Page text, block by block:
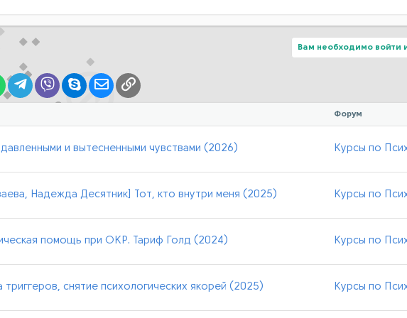
Вам необходимо войти
WhatsAppTelegram
ViberSkypeЭлектронная почта
Ссылка
Форум
и вытесненными чувствами (2026) Курсы по
Надежда Десятник] Тот, кто внутри меня (2025) Курсы по
помощь при ОКР. Тариф Голд (2024) Курсы по
снятие психологических якорей (2025) Курсы по